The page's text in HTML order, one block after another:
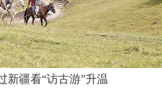
新疆看“访古游”升温